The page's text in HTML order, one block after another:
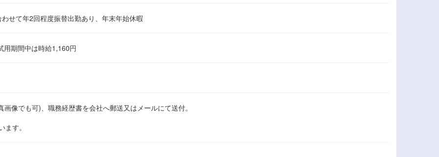
て年2回程度振替出勤あり、年末年始休暇
間中は時給1,160円
でも可)、職務経歴書を会社へ郵送又はメールにて送付。
す。